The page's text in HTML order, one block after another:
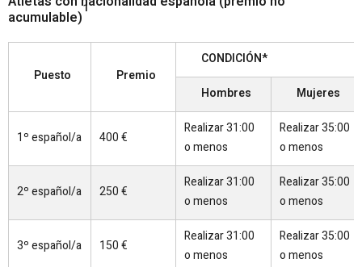
acumulable)1
Puesto Premio
CONDICIÓN*
Hombres Mujeres
1º español/a 400 €
Realizar 31:00
o menos
Realizar 35:00
o menos
2º español/a 250 €
Realizar 31:00
o menos
Realizar 35:00
o menos
3º español/a 150 €
Realizar 31:00
o menos
Realizar 35:00
o menos